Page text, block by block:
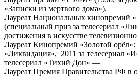
«Записки из мертвого дома»).
Лауреат Национальных кинопремий
(специальный приз за телесериал
достижения в искусстве
Лауреат Кинопремий «Золотой орёл»:
«Ликвидация», 2011 за телесериал
телесериал «Тихий Дон» —
Лауреат Премия Правительства РФ в